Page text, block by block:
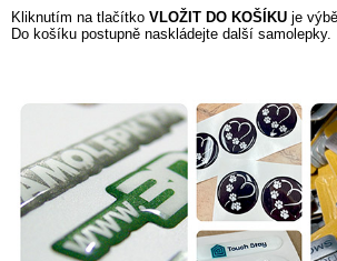
Kliknutím na tlačítko VLOŽIT DO KOŠÍKU je
Do košíku postupně naskládejte další samolepky.